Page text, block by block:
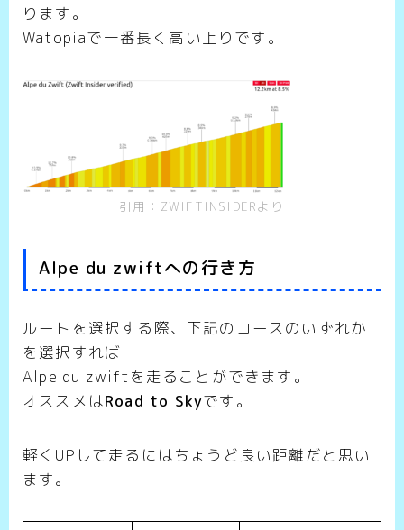
ります。
Watopiaで一番長く高い上りです。
引用：ZWIFTINSIDERより
Alpe du zwiftへの行き方
ルートを選択する際、下記のコースのいずれか
を選択すれば
Alpe du zwiftを走ることができます。
オススメはRoad to Skyです。
軽くUPして走るにはちょうど良い距離だと思い
ます。